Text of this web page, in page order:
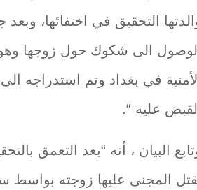
التحقيق في اختفائها،
الوصول الى شكوك حول زوجها
الأمنية في بغداد وتم استدراجه
القبض عليه “.
البيان ، أنه “بعد التعمق
المجنى عليها زوجته